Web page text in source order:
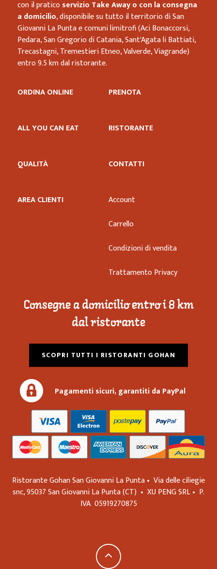
con il pratico servizio Take Away o con la consegna
a domicilio, disponibile su tutto il territorio di San
Giovanni La Punta e comuni limitrofi (Aci Bonaccorsi,
Pedara, San Gregorio di Catania, Sant'Agata li Battiati,
Trecastagni, Tremestieri Etneo, Valverde, Viagrande)
entro 9.5 km dal ristorante.
ORDINA ONLINE PRENOTA
ALL YOU CAN EAT RISTORANTE
QUALITÀ CONTATTI
AREA CLIENTI
Account
Carrello
Condizioni di vendita
Trattamento Privacy
Consegne a domicilio entro i 8 km
dal ristorante
SCOPRI TUTTI I RISTORANTI GOHAN
Pagamenti sicuri, garantiti da PayPal
Ristorante Gohan San Giovanni La Punta • Via delle ciliegie
snc,95037San Giovanni La Punta(CT) • XU PENG SRL• P.
IVA 05919270875